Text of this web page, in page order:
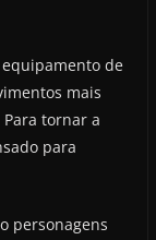
de
mais
tornar a
para
personagens